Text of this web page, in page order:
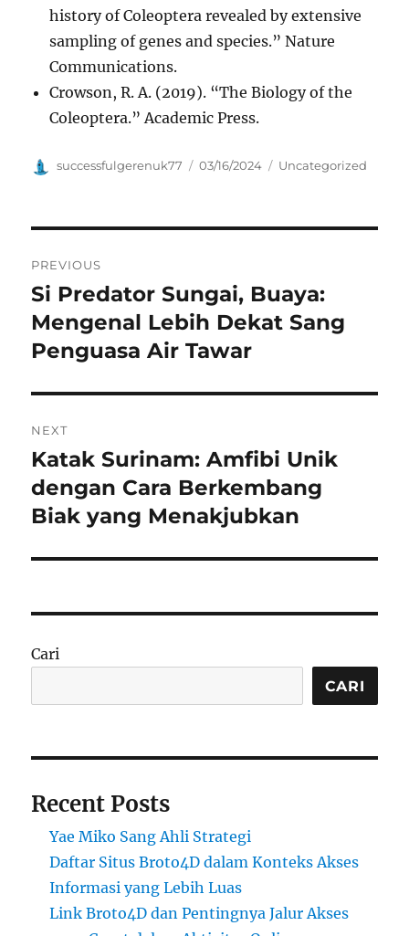
history of Coleoptera revealed by extensive
sampling of genes and species.” Nature
Communications.
Crowson, R. A. (2019). “The Biology of the
Coleoptera.” Academic Press.
Author
successfulgerenuk77
Posted
03/16/2024 Categories
Uncategorized
pos
PREVIOUS
Previous
post:
Si Predator Sungai, Buaya:
Mengenal Lebih Dekat Sang
Penguasa Air Tawar
NEXT
Next
post:
Katak Surinam: Amfibi Unik
dengan Cara Berkembang
Biak yang Menakjubkan
Cari
CARI
Recent Posts
Yae Miko Sang Ahli Strategi
Daftar Situs Broto4D dalam Konteks Akses
Informasi yang Lebih Luas
Link Broto4D dan Pentingnya Jalur Akses